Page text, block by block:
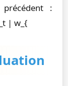
:
| w_{